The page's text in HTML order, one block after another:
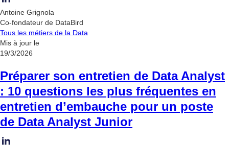
Antoine Grignola
Co-fondateur de DataBird
Tous les métiers de la Data
Mis à jour le
19/3/2026
Préparer son entretien de Data Analyst
: 10 questions les plus fréquentes en
entretien d’embauche pour un poste
de Data Analyst Junior